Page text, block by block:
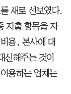
새로 선보였다.
지출 항목을 자
용, 본사에 대
신해주는 것이
용하는 업체는